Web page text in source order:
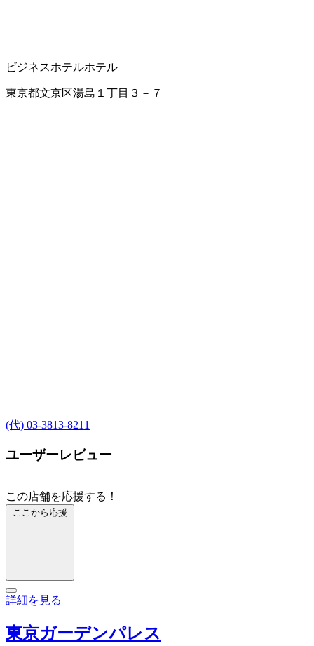
ビジネスホテルホテル
東京都文京区湯島１丁目３－７
(代) 03-3813-8211
ユーザーレビュー
この店舗を応援する！
ここから応援
詳細を見る
東京ガーデンパレス